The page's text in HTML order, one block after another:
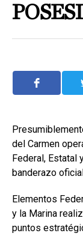
del Carmen
Federal, Estatal
banderazo
Elementos
y la Marina
puntos